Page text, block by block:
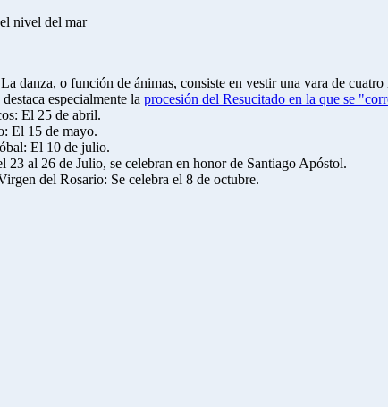
nivel del mar
danza, o función de ánimas, consiste en vestir una vara de
especialmente la procesión del Resucitado en la que se
El 25 de abril.
El 15 de mayo.
El 10 de julio.
23 al 26 de Julio, se celebran en honor de Santiago Apóstol.
del Rosario: Se celebra el 8 de octubre.